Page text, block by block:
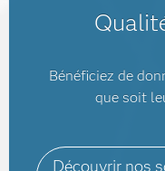
Bénéficiez de
que soit
Découvrir nos